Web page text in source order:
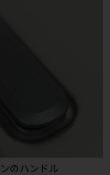
のハンドル